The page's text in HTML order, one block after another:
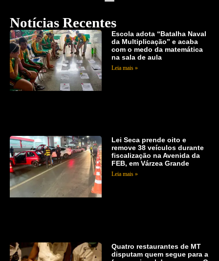
Notícias Recentes
Escola adota “Batalha Naval
da Multiplicação” e acaba
com o medo da matemática
na sala de aula
Leia mais »
Lei Seca prende oito e
remove 38 veículos durante
fiscalização na Avenida da
FEB, em Várzea Grande
Leia mais »
Quatro restaurantes de MT
disputam quem segue para a